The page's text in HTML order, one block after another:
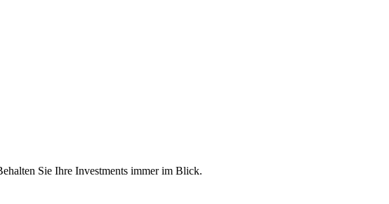
Sie Ihre Investments immer im Blick.